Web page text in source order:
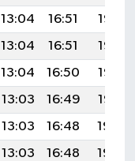
13:04 16:51
19:56
13:04 16:51
19:55
13:04 16:50
19:53
13:03 16:49
19:52
13:03 16:48
19:50
13:03 16:48
19:49